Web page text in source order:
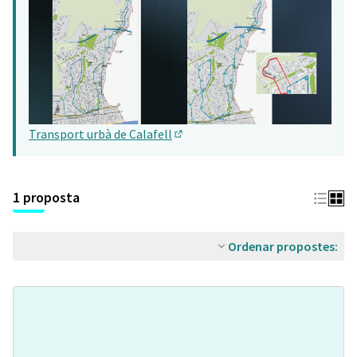
Transport urbà de Calafell
1 proposta
Ordenar propostes: